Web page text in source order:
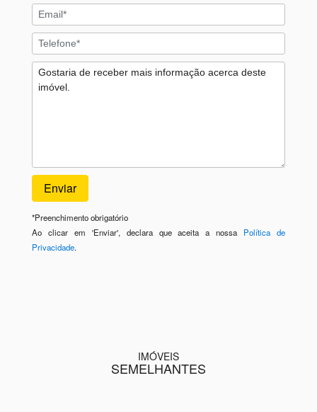
*Preenchimento obrigatório
Ao clicar em 'Enviar', declara que aceita a nossa Política de
Privacidade.
IMÓVEIS
SEMELHANTES